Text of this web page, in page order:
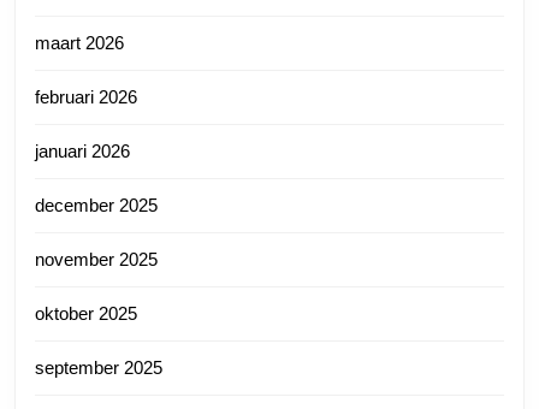
maart 2026
februari 2026
januari 2026
december 2025
november 2025
oktober 2025
september 2025